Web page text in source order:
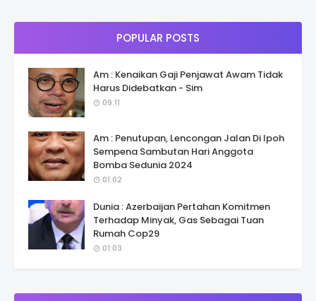
POPULAR POSTS
Am : Kenaikan Gaji Penjawat Awam Tidak
Harus Didebatkan - Sim
09:11
Am : Penutupan, Lencongan Jalan Di Ipoh
Sempena Sambutan Hari Anggota
Bomba Sedunia 2024
01:02
Dunia : Azerbaijan Pertahan Komitmen
Terhadap Minyak, Gas Sebagai Tuan
Rumah Cop29
01:03